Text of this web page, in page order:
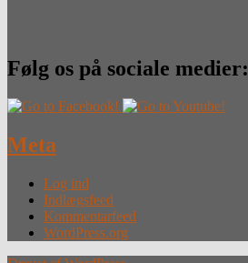
Følg os på sociale medier:
Meta
Log ind
Indlægsfeed
Kommentarfeed
WordPress.org